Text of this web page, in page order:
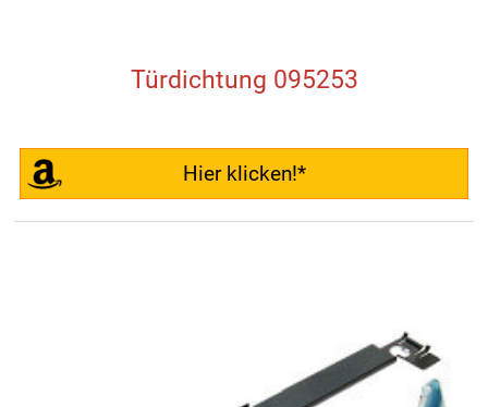
Türdichtung 095253
Hier klicken!*